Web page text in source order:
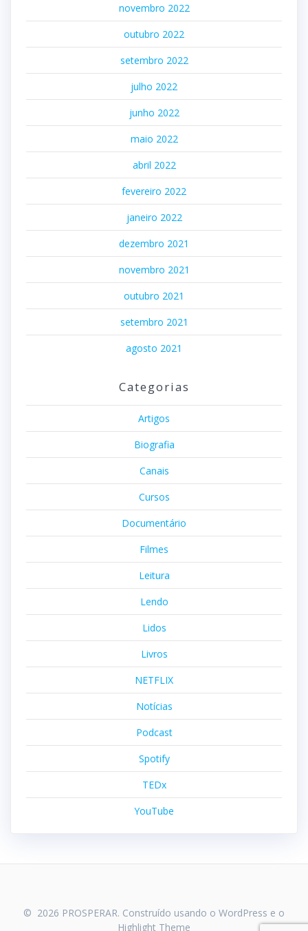
novembro 2022
outubro 2022
setembro 2022
julho 2022
junho 2022
maio 2022
abril 2022
fevereiro 2022
janeiro 2022
dezembro 2021
novembro 2021
outubro 2021
setembro 2021
agosto 2021
Categorias
Artigos
Biografia
Canais
Cursos
Documentário
Filmes
Leitura
Lendo
Lidos
Livros
NETFLIX
Notícias
Podcast
Spotify
TEDx
YouTube
© 2026 PROSPERAR. Construído usando o WordPress e o
Highlight Theme